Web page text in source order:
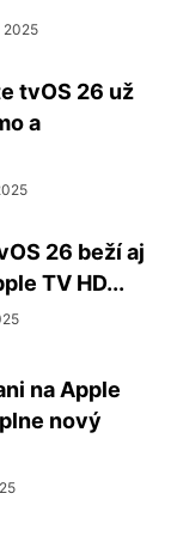
2025
tvOS 26 už
a
26 beží aj
TV HD...
na Apple
nový